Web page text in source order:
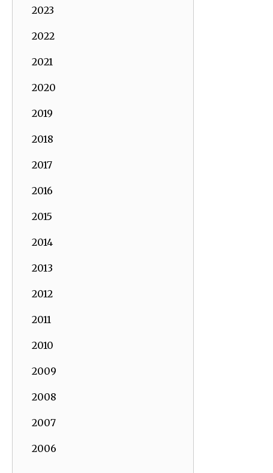
2023
2022
2021
2020
2019
2018
2017
2016
2015
2014
2013
2012
2011
2010
2009
2008
2007
2006